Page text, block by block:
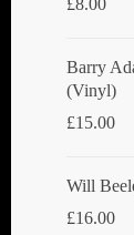
Barry
(Vinyl)
£15.00
Will
£16.00